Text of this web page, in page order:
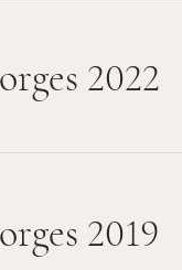
2022
2019